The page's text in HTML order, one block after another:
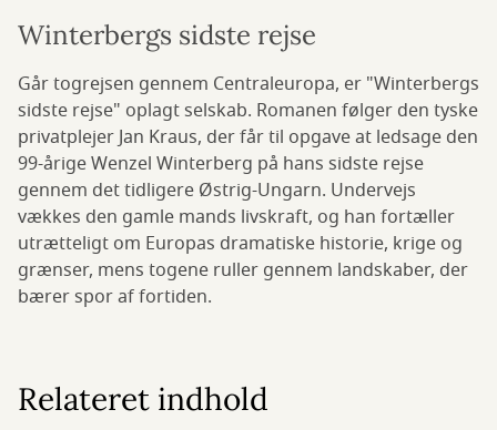
Winterbergs sidste rejse
Går togrejsen gennem Centraleuropa, er "Winterbergs
sidste rejse" oplagt selskab. Romanen følger den tyske
privatplejer Jan Kraus, der får til opgave at ledsage den
99-årige Wenzel Winterberg på hans sidste rejse
gennem det tidligere Østrig-Ungarn. Undervejs
vækkes den gamle mands livskraft, og han fortæller
utrætteligt om Europas dramatiske historie, krige og
grænser, mens togene ruller gennem landskaber, der
bærer spor af fortiden.
Relateret indhold